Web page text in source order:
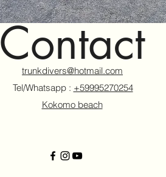
Contact
trunkdivers@hotmail.com
Tel/Whatsapp : +59995270254
Kokomo beach